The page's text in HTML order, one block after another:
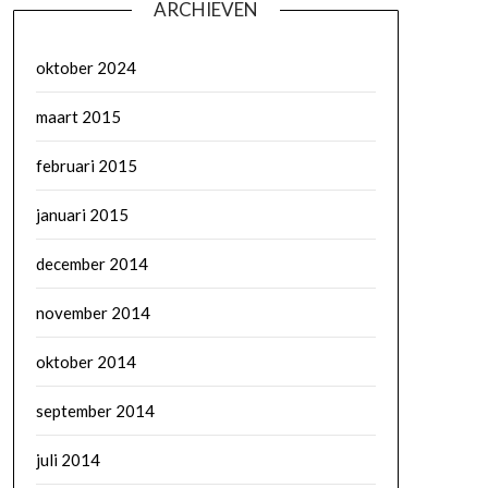
ARCHIEVEN
oktober 2024
maart 2015
februari 2015
januari 2015
december 2014
november 2014
oktober 2014
september 2014
juli 2014